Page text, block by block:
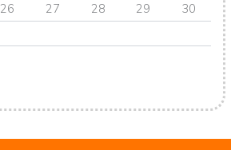
26 27 28 29
30